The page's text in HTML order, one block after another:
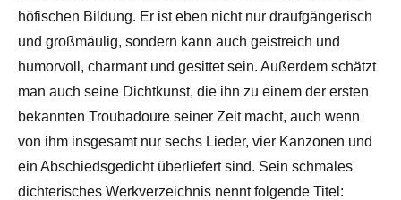
höfischen Bildung. Er ist eben nicht nur draufgängerisch
und großmäulig, sondern kann auch geistreich und
humorvoll, charmant und gesittet sein. Außerdem schätzt
man auch seine Dichtkunst, die ihn zu einem der ersten
bekannten Troubadoure seiner Zeit macht, auch wenn
von ihm insgesamt nur sechs Lieder, vier Kanzonen und
ein Abschiedsgedicht überliefert sind. Sein schmales
dichterisches Werkverzeichnis nennt folgende Titel: